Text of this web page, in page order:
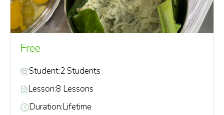
Free
Student:2 Students
Lesson:8 Lessons
Duration:Lifetime